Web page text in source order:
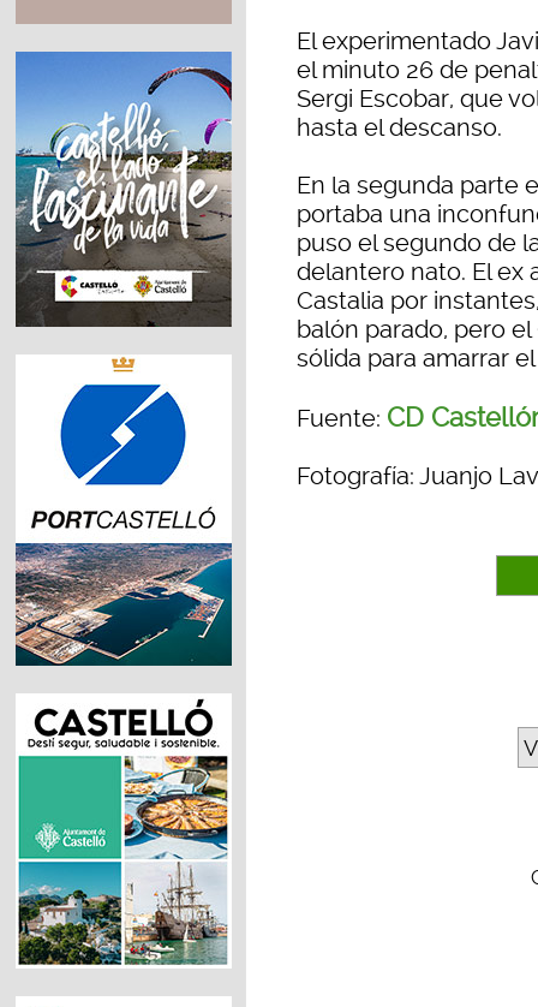
El experimentado
el minuto 26 de
Sergi Escobar, que
hasta el descanso.
En la segunda parte
portaba una
puso el segundo de
delantero nato. El ex
Castalia por
balón parado, pero
sólida para amarrar
Fuente: CD
Fotografía: Juanjo